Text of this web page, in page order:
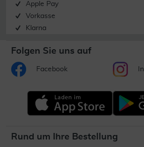
Apple Pay
Vorkasse
Klarna
Folgen Sie uns auf
Facebook
Rund um Ihre Bestellung